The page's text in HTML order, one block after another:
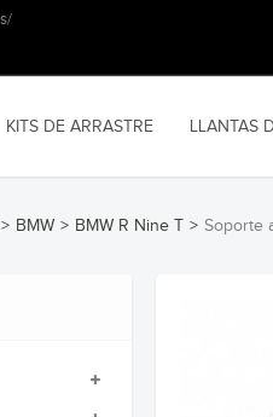
KITS DE ARRASTRE LLANTAS
> BMW > BMW R Nine T > Soporte